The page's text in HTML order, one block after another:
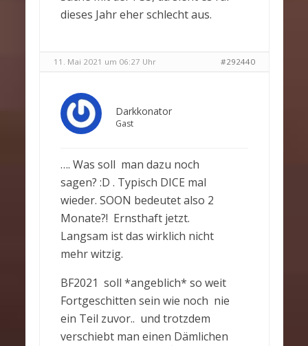
dieses Jahr eher schlecht aus.
11. Mai 2021 um 06:27 Uhr #292440
Darkkonator
Gast
…. Was soll man dazu noch
sagen? :D . Typisch DICE mal
wieder. SOON bedeutet also 2
Monate?! Ernsthaft jetzt.
Langsam ist das wirklich nicht
mehr witzig.
BF2021 soll *angeblich* so weit
Fortgeschitten sein wie noch nie
ein Teil zuvor.. und trotzdem
verschiebt man einen Dämlichen